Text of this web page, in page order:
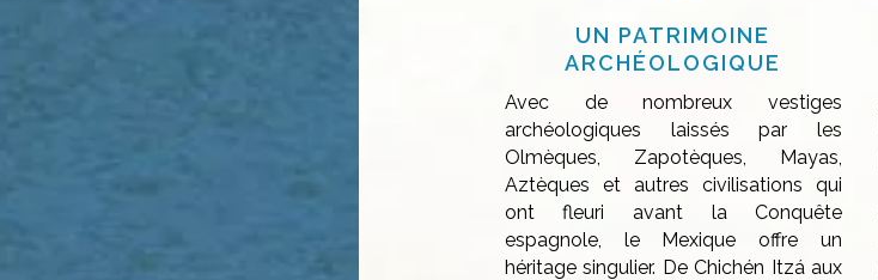
UN PATRIMOINE
ARCHÉOLOGIQUE
Avec de nombreux vestiges
archéologiques laissés par les
Olmèques, Zapotèques, Mayas,
Aztèques et autres civilisations qui
ont fleuri avant la Conquête
espagnole, le Mexique offre un
héritage singulier. De Chichén Itzá aux